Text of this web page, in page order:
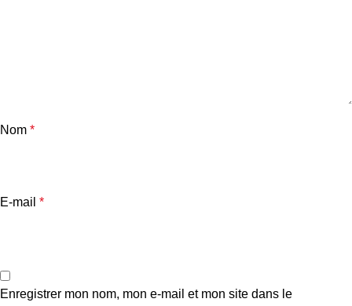
Nom *
E-mail *
Enregistrer mon nom, mon e-mail et mon site dans le